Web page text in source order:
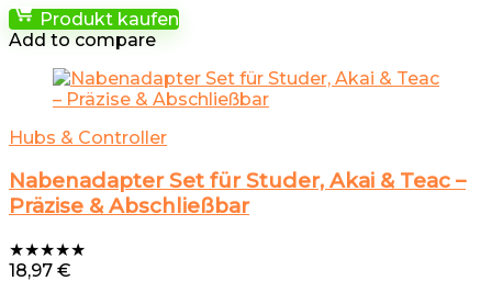
Produkt kaufen
Add to compare
Hubs & Controller
Nabenadapter Set für Studer, Akai & Teac –
Präzise & Abschließbar
★★★★★
18,97 €